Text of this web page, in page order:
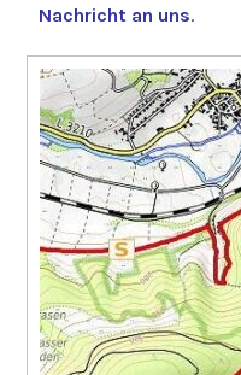
Nachricht an uns.